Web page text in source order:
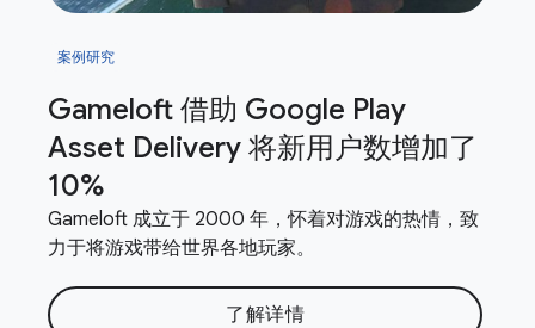
案例研究
Gameloft 借助 Google Play
Asset Delivery 将新用户数增加了
10%
Gameloft 成立于 2000 年，怀着对游戏的热情，致
力于将游戏带给世界各地玩家。
了解详情